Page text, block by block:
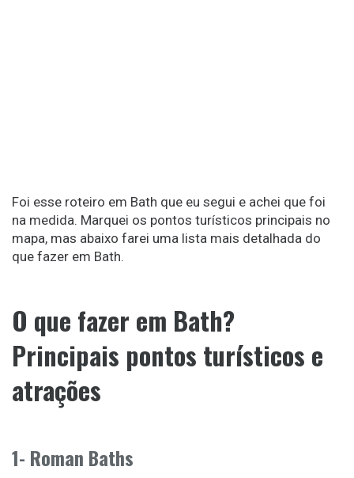
Foi esse roteiro em Bath que eu segui e achei que foi
na medida. Marquei os pontos turísticos principais no
mapa, mas abaixo farei uma lista mais detalhada do
que fazer em Bath.
O que fazer em Bath?
Principais pontos turísticos e
atrações
1- Roman Baths